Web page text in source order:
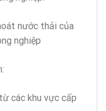
nước thải của
nghiệp
các khu vực cấp